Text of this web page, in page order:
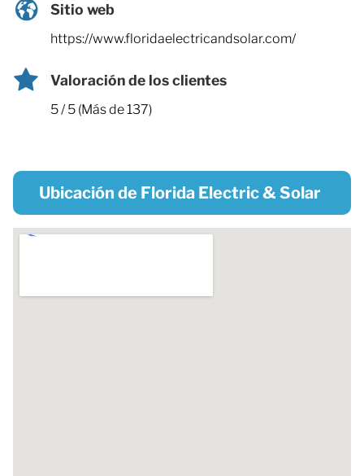
Sitio web
https://www.floridaelectricandsolar.com/
Valoración de los clientes
5 / 5 (Más de 137)
Ubicación de Florida Electric & Solar